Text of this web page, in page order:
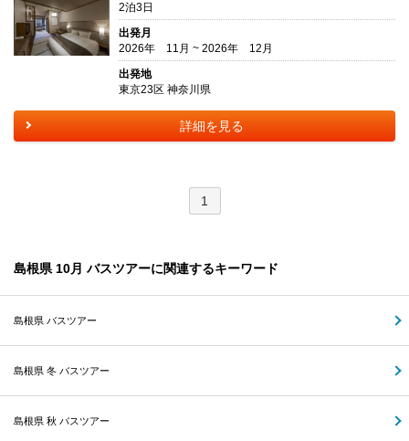
2泊3日
出発月
2026年 11月 ~ 2026年 12月
出発地
東京23区 神奈川県
詳細を見る
1
島根県 10月 バスツアーに関連するキーワード
島根県 バスツアー
島根県 冬 バスツアー
島根県 秋 バスツアー